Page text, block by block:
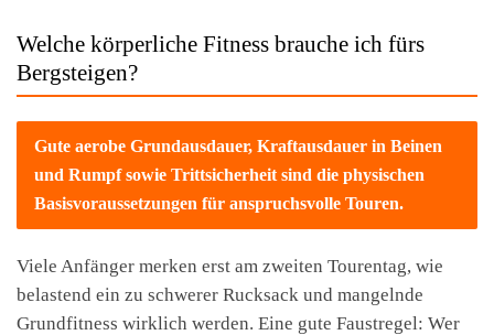
Welche körperliche Fitness brauche ich fürs
Bergsteigen?
Gute aerobe Grundausdauer, Kraftausdauer in Beinen
und Rumpf sowie Trittsicherheit sind die physischen
Basisvoraussetzungen für anspruchsvolle Touren.
Viele Anfänger merken erst am zweiten Tourentag, wie
belastend ein zu schwerer Rucksack und mangelnde
Grundfitness wirklich werden. Eine gute Faustregel: Wer